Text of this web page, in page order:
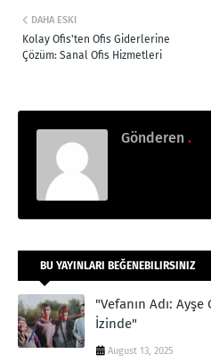
DAHA ESKI
Kolay Ofis'ten Ofis Giderlerine
Çözüm: Sanal Ofis Hizmetleri
Gönderen .
BU YAYINLARI BEĞENEBILIRSINIZ
"Vefanın Adı:
İzinde"
August 13, 2025